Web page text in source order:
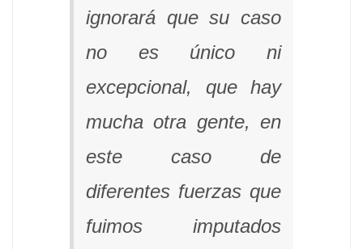
ignorará que su caso
no es único ni
excepcional, que hay
mucha otra gente, en
este caso de
diferentes fuerzas que
fuimos imputados